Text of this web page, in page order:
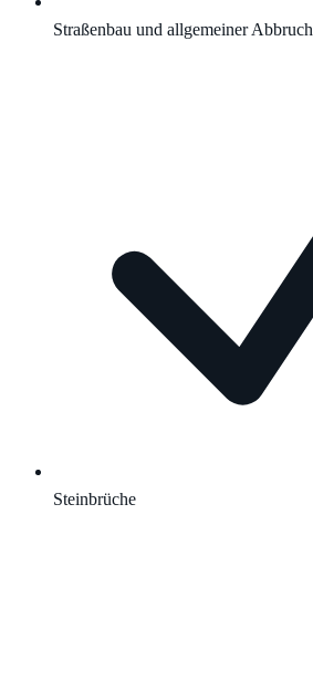
Straßenbau und allgemeiner Abbruch
Steinbrüche